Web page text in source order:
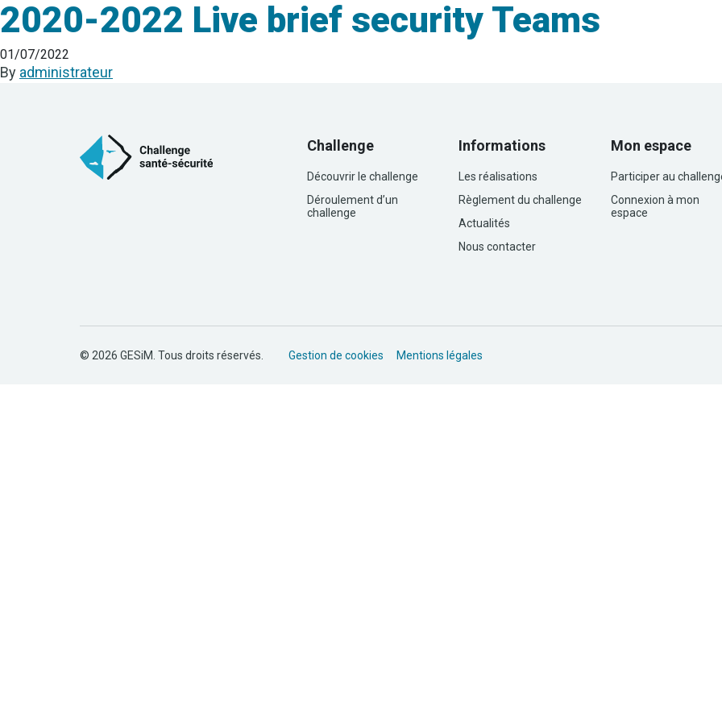
2020-2022 Live brief security Teams
01/07/2022
By administrateur
Challenge
Découvrir le challenge
Déroulement d’un
challenge
Informations
Les réalisations
Règlement du challenge
Actualités
Nous contacter
Mon espace
Participer au
Connexion à mon
espace
© 2026 GESiM. Tous droits réservés. Gestion de cookies Mentions légales